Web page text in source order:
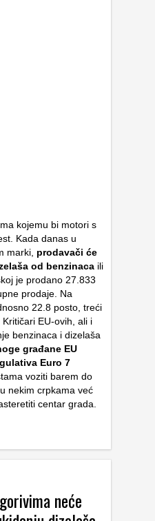
kojemu bi motori s
Kada danas u
marki, prodavači će
od benzinaca ili
je prodano 27.833
prodaje. Na
22.8 posto, treći
EU-ovih, ali i
benzinaca i dizelaša
građane EU
Euro 7
voziti barem do
nekim crpkama već
centar grada.
neće